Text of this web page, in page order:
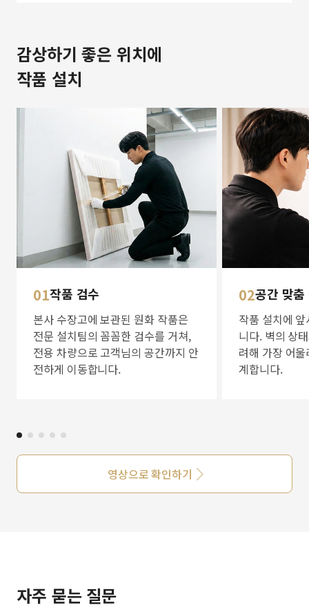
감상하기 좋은 위치에
작품 설치
01작품 검수
본사 수장고에 보관된 원화 작품은
전문 설치팀의 꼼꼼한 검수를 거쳐,
전용 차량으로 고객님의 공간까지 안
전하게 이동합니다.
02공간 맞
작품 설치에
니다. 벽의 상
려해 가장 어
계합니다.
영상으로 확인하기
자주 묻는 질문